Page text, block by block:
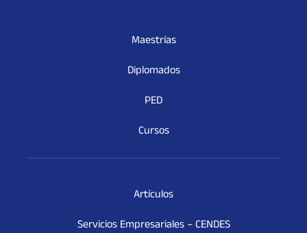
Maestrías
Diplomados
PED
Cursos
Artículos
Servicios Empresariales – CENDES